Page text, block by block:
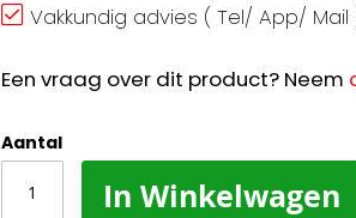
Vakkundig advies ( Tel/ App/ Mail
Een vraag over dit product? Neem
Aantal
In Winkelwagen